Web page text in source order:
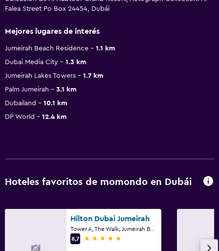
Falea Street Po Box 24454, Dubái
Mejores lugares de interés
Jumeirah Beach Residence
1.1 km
Dubai Media City
1.3 km
Jumeirah Lakes Towers
1.7 km
Palm Jumeirah
3.1 km
Dubailand
10.1 km
DP World
12.4 km
Hoteles favoritos de momondo en Dubái
Hilton Dubai Jumeirah
8,7
5 estrellas